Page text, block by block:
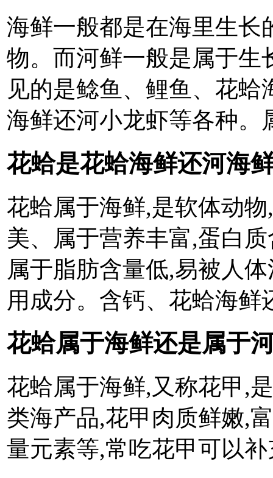
海鲜一般都是在海里生长
物。而河鲜一般是属于生
见的是鲶鱼、鲤鱼、花
海鲜还河小龙虾等各种。
花蛤是花蛤海鲜还河海
花蛤属于海鲜,是软体动
美、属于营养丰富,蛋白
属于脂肪含量低,易被人
用成分。含钙、花蛤海
花蛤属于海鲜还是属于
花蛤属于海鲜,又称花甲,
类海产品,花甲肉质鲜嫩,
量元素等,常吃花甲可以